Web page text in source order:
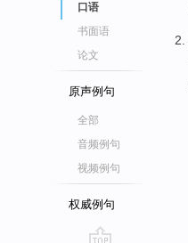
口语
书面语
论文
原声例句
全部
音频例句
视频例句
权威例句